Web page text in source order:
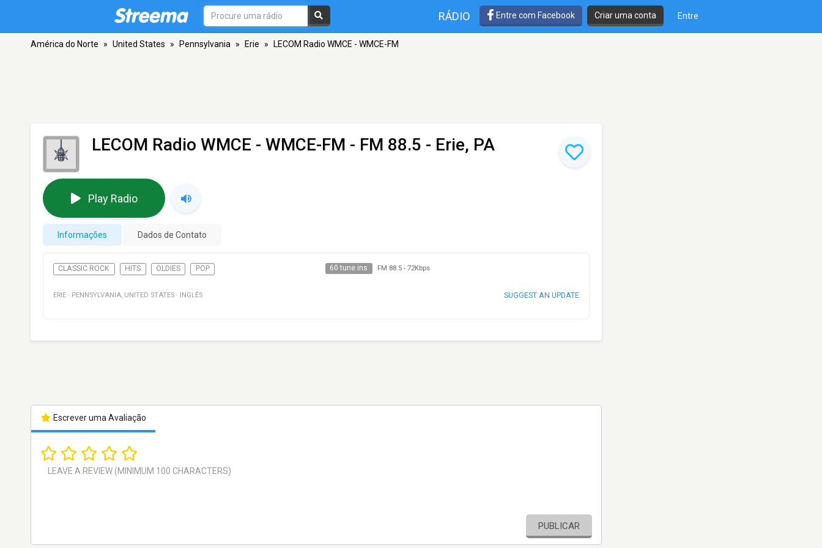
RÁDIO Entre com Facebook Criar uma conta Entre
América do Norte » United States » Pennsylvania » Erie » LECOM Radio WMCE - WMCE-FM
LECOM Radio WMCE - WMCE-FM - FM 88.5 - Erie, PA
Play Radio
Informações Dados de Contato
CLASSIC ROCK HITS OLDIES POP 60 tune ins FM 88.5- 72Kbps
ERIE · PENNSYLVANIA, UNITED STATES · INGLÊS SUGGEST AN UPDATE
Escrever uma Avaliação
PUBLICAR